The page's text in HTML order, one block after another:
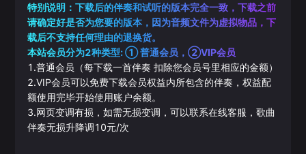
特别说明：下载后的伴奏和试听的版本完全一致，下载之前
请确定好是否为您要的版本，因为音频文件为虚拟物品，下
载后不支持任何理由的退换货。
本站会员分为2种类型: ① 普通会员，②VIP会员
1.普通会员（每下载一首伴奏 扣除您会员号里相应的金额）
2.VIP会员可以免费下载会员权益内所包含的伴奏，权益配
额使用完毕开始使用账户余额。
3.网页变调有损，如需无损变调，可以联系在线客服，歌曲
伴奏无损升降调10元/次